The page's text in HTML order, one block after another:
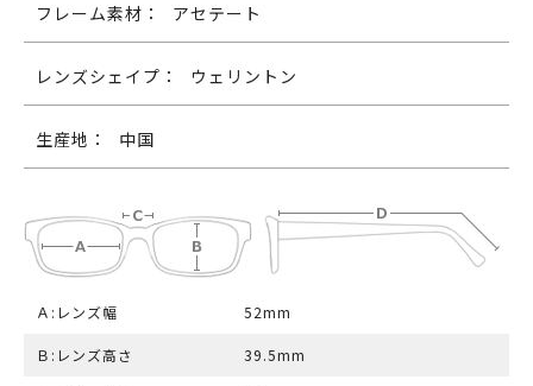
フレーム素材： アセテート
レンズシェイプ： ウェリントン
生産地： 中国
Ａ:レンズ幅 52mm
Ｂ:レンズ高さ 39.5mm